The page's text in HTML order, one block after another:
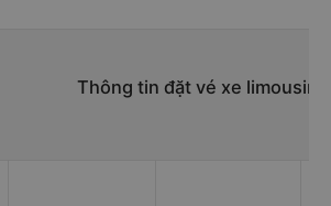
Thông tin đặt vé xe